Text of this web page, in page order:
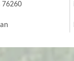
76260